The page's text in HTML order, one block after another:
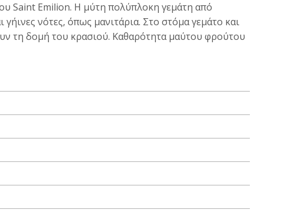
Saint Emilion. Η μύτη πολύπλοκη γεμάτη από
νότες, όπως μανιτάρια. Στο στόμα γεμάτο και
τη δομή του κρασιού. Καθαρότητα μαύτου φρούτου